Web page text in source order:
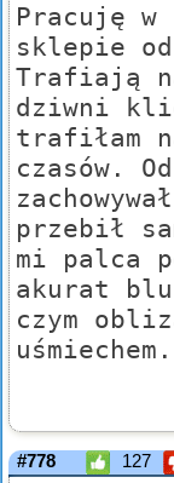
Pracuję w
sklepie
Trafiają
dziwni
trafiłam
czasów.
przebił
mi palca
akurat
czym
uśmiechem.
#778 127